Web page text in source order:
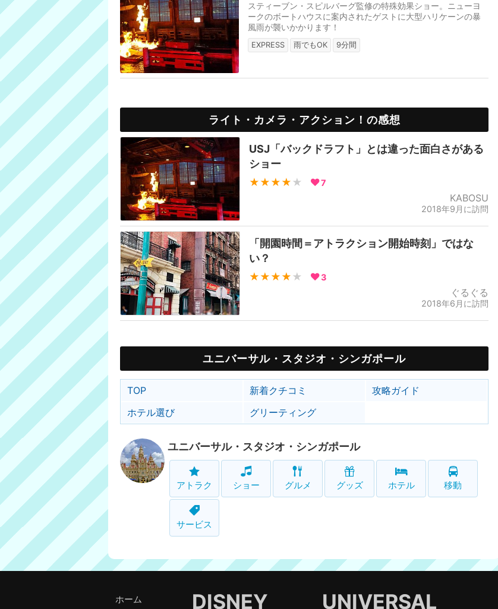
スティーブン・スピルバーグ監修の特殊効果ショー。ニューヨ
ークのボートハウスに案内されたゲストに大型ハリケーンの暴
風雨が襲いかかります！
EXPRESS 雨でもOK 9分間
ライト・カメラ・アクション！の感想
USJ「バックドラフト」とは違った面白さがある
ショー
★★★★ ★ 7
KABOSU
2018年9月に訪問
「開園時間＝アトラクション開始時刻」ではな
い？
★★★★ ★ 3
ぐるぐる
2018年6月に訪問
ユニバーサル・スタジオ・シンガポール
TOP 新着クチコミ
攻略ガイド
ホテル選び
グリーティング
ユニバーサル・スタジオ・シンガポール
アトラク ショー グルメ グッズ ホテル 移動
サービス
ホーム DISNEY UNIVERSAL